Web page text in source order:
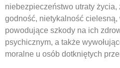
niebezpieczeństwo utraty
godność, nietykalność
powodujące szkody na ich
psychicznym, a także
moralne u osób dotkniętych